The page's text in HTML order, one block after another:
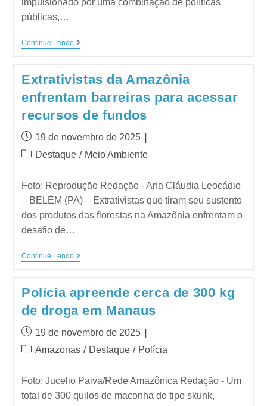
públicas,…
Continue Lendo
Extrativistas da Amazônia
enfrentam barreiras para acessar
recursos de fundos
19 de novembro de 2025
Destaque / Meio Ambiente
Foto: Reprodução Redação - Ana Cláudia Leocádio
– BELÉM (PA) – Extrativistas que tiram seu sustento
dos produtos das florestas na Amazônia enfrentam o
desafio de…
Continue Lendo
Polícia apreende cerca de 300 kg
de droga em Manaus
19 de novembro de 2025
Amazonas / Destaque / Polícia
Foto: Jucelio Paiva/Rede Amazônica Redação - Um
total de 300 quilos de maconha do tipo skunk,